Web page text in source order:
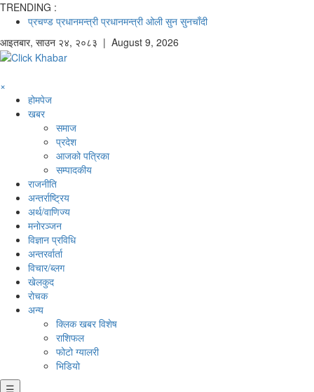
TRENDING :
प्रचण्ड प्रधानमन्त्री प्रधानमन्त्री ओली सुन सुनचाँदी
आइतबार, साउन २४, २०८३ | August 9, 2026
×
होमपेज
खबर
समाज
प्रदेश
आजको पत्रिका
सम्पादकीय
राजनीति
अन्तर्राष्ट्रिय
अर्थ/वाणिज्य
मनाेरञ्जन
विज्ञान प्रविधि
अन्तरर्वार्ता
विचार/ब्लग
खेलकुद
रोचक
अन्य
क्लिक खबर विशेष
राशिफल
फोटो ग्यालरी
भिडियो
☰